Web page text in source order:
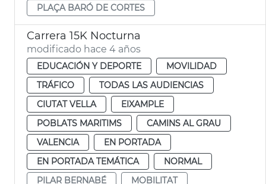
PLAÇA BARÓ DE CORTES
Carrera 15K Nocturna
modificado hace 4 años
EDUCACIÓN Y DEPORTE
MOVILIDAD
TRÁFICO
TODAS LAS AUDIENCIAS
CIUTAT VELLA
EIXAMPLE
POBLATS MARITIMS
CAMINS AL GRAU
VALENCIA
EN PORTADA
EN PORTADA TEMÁTICA
NORMAL
PILAR BERNABÉ
MOBILITAT